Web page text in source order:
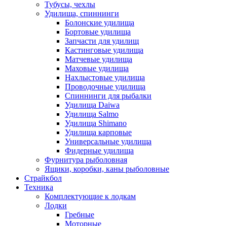
Тубусы, чехлы
Удилища, спиннинги
Болонские удилища
Бортовые удилища
Запчасти для удилищ
Кастинговые удилища
Матчевые удилища
Маховые удилища
Нахлыстовые удилища
Проводочные удилища
Спиннинги для рыбалки
Удилища Daiwa
Удилища Salmo
Удилища Shimano
Удилища карповые
Универсальные удилища
Фидерные удилища
Фурнитура рыболовная
Ящики, коробки, каны рыболовные
Страйкбол
Техника
Комплектующие к лодкам
Лодки
Гребные
Моторные